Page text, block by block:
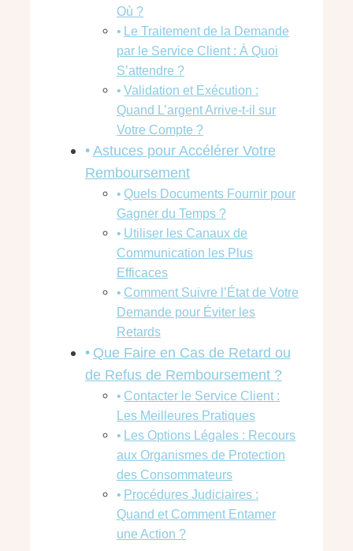
Où ?
Le Traitement de la Demande
par le Service Client : À Quoi
S’attendre ?
Validation et Exécution :
Quand L’argent Arrive-t-il sur
Votre Compte ?
Astuces pour Accélérer Votre
Remboursement
Quels Documents Fournir pour
Gagner du Temps ?
Utiliser les Canaux de
Communication les Plus
Efficaces
Comment Suivre l’État de Votre
Demande pour Éviter les
Retards
Que Faire en Cas de Retard ou
de Refus de Remboursement ?
Contacter le Service Client :
Les Meilleures Pratiques
Les Options Légales : Recours
aux Organismes de Protection
des Consommateurs
Procédures Judiciaires :
Quand et Comment Entamer
une Action ?